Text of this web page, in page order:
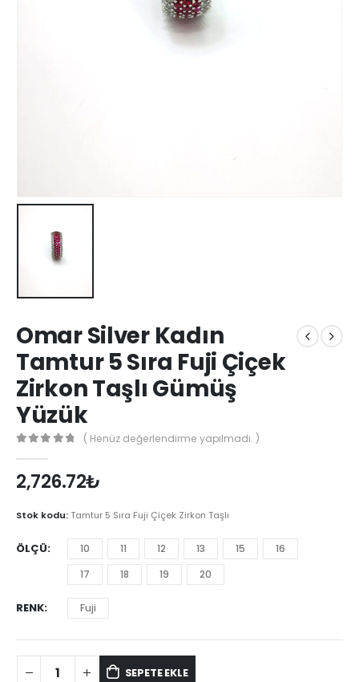
Omar Silver Kadın
Tamtur 5 Sıra Fuji Çiçek
Zirkon Taşlı Gümüş
Yüzük
( Henüz değerlendirme yapılmadı. )
2,726.72₺
Stok kodu:Tamtur 5 Sıra Fuji Çiçek Zirkon Taşlı
ÖLÇÜ 10 11 12 13 15
16
17
18 19 20
RENK Fuji
SEPETE EKLE